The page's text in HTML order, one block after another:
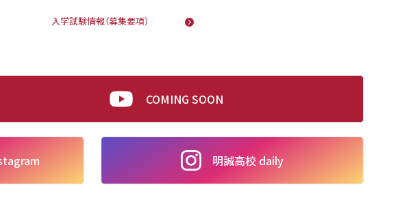
入学試験情報（募集要項）
COMING SOON
明誠高校 daily